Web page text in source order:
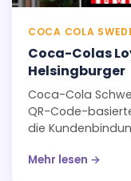
COCA COLA
Coca-Colas
Helsingburger
Coca-Cola
QR-Code-
die
von Coca-Cola
Mehr lesen →